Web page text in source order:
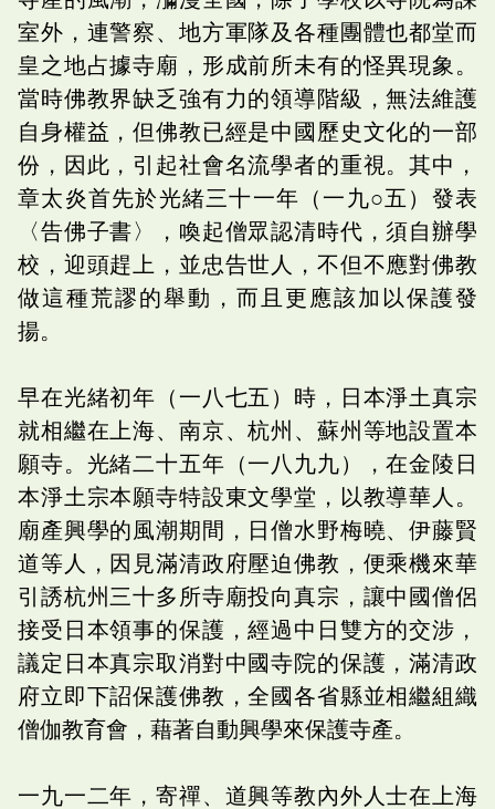
室外，連警察、地方軍隊及各種團體也都堂而
皇之地占據寺廟，形成前所未有的怪異現象。
當時佛教界缺乏強有力的領導階級，無法維護
自身權益，但佛教已經是中國歷史文化的一部
份，因此，引起社會名流學者的重視。其中，
章太炎首先於光緒三十一年（一九○五）發表
〈告佛子書〉，喚起僧眾認清時代，須自辦學
校，迎頭趕上，並忠告世人，不但不應對佛教
做這種荒謬的舉動，而且更應該加以保護發
揚。
早在光緒初年（一八七五）時，日本淨土真宗
就相繼在上海、南京、杭州、蘇州等地設置本
願寺。光緒二十五年（一八九九），在金陵日
本淨土宗本願寺特設東文學堂，以教導華人。
廟產興學的風潮期間，日僧水野梅曉、伊藤賢
道等人，因見滿清政府壓迫佛教，便乘機來華
引誘杭州三十多所寺廟投向真宗，讓中國僧侶
接受日本領事的保護，經過中日雙方的交涉，
議定日本真宗取消對中國寺院的保護，滿清政
府立即下詔保護佛教，全國各省縣並相繼組織
僧伽教育會，藉著自動興學來保護寺產。
一九一二年，寄禪、道興等教內外人士在上海